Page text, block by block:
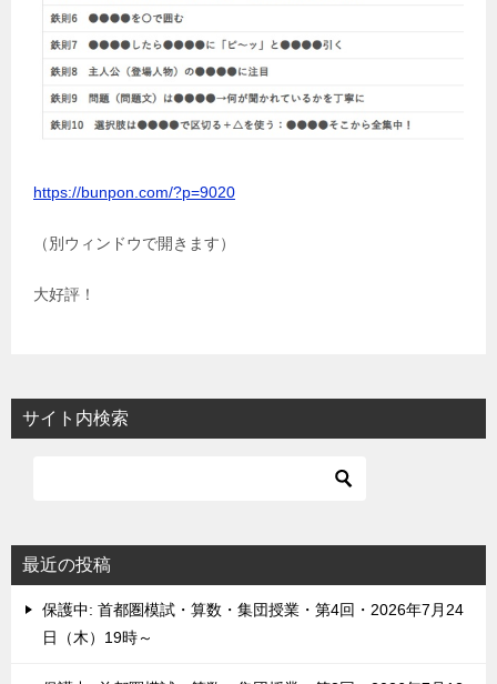
https://bunpon.com/?p=9020
（別ウィンドウで開きます）
大好評！
サイト内検索
最近の投稿
保護中: 首都圏模試・算数・集団授業・第4回・2026年7月24
日（木）19時～